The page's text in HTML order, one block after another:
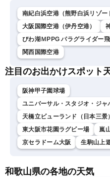
南紀白浜空港（熊野白浜リゾー
大阪国際空港（伊丹空港）
びわ湖ＭPPG パラグライダー
関西国際空港
注目のお出かけスポット
阪神甲子園球場
ユニバーサル・スタジオ・ジャ
天橋立ビューランド（日本三景）
東大阪市花園ラグビー場
嵐
京セラドーム大阪
生駒山上
和歌山県の各地の天気